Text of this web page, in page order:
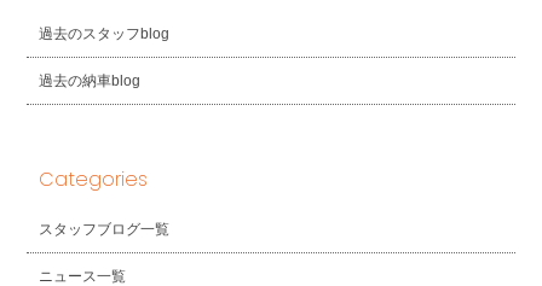
過去のスタッフblog
過去の納車blog
Categories
スタッフブログ一覧
ニュース一覧